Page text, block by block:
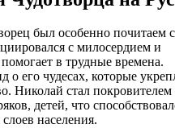
был особенно почитаем с
с милосердием и
в трудные времена.
о его чудесах, которые
Николай стал покровителем
детей, что
населения.